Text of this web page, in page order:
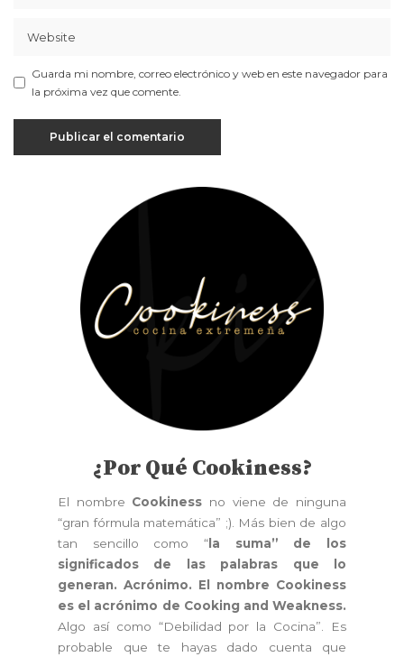
Guarda mi nombre, correo electrónico y web en este navegador para
la próxima vez que comente.
¿Por Qué Cookiness?
El nombre Cookiness no viene de ninguna
“gran fórmula matemática” ;). Más bien de algo
tan sencillo como “la suma” de los
significados de las palabras que lo
generan. Acrónimo. El nombre Cookiness
es el acrónimo de Cooking and Weakness.
Algo así como “Debilidad por la Cocina”. Es
probable que te hayas dado cuenta que